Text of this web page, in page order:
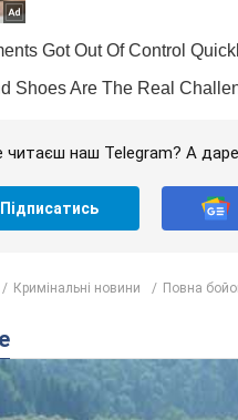
читаєш наш Telegram? А
Підписатись
Кримінальні новини Повна